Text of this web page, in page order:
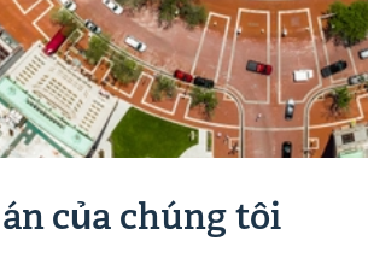
của chúng tôi